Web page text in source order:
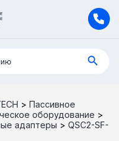
> Пассивное
оборудование >
адаптеры > QSC2-SF-